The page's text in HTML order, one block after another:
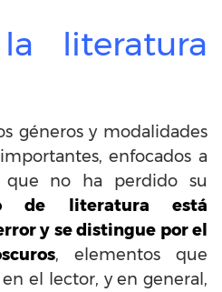
literatura
géneros y modalidades
enfocados a
que no ha perdido su
de literatura está
y se distingue por el
, elementos que
el lector, y en general,